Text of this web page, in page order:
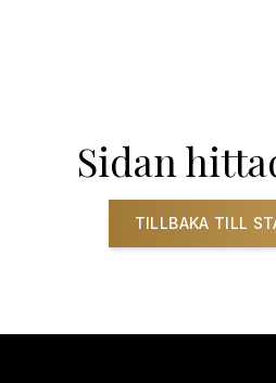
Sidan
TILLBAKA TILL